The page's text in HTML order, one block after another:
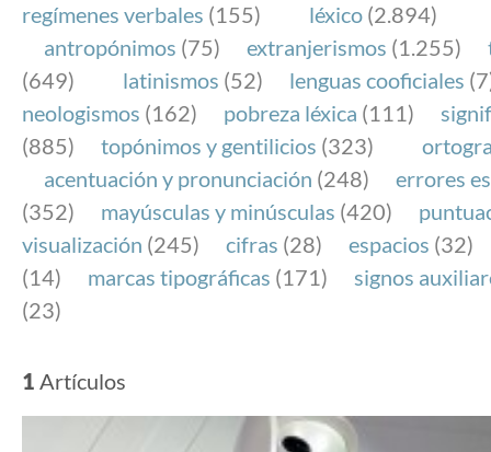
regímenes verbales (155) léxico (2.894)
antropónimos (75) extranjerismos (1.255)
(649)
latinismos (52) lenguas cooficiales
neologismos (162) pobreza léxica (111)
(885)
topónimos y gentilicios (323)
acentuación y pronunciación (248)
errores
(352)
mayúsculas y minúsculas (420)
visualización (245) cifras (28) espacios (32)
(14)
marcas tipográficas (171)
signos
(23)
1 Artículos